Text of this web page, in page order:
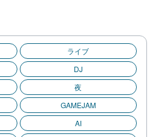
ライブ
DJ
夜
GAMEJAM
AI